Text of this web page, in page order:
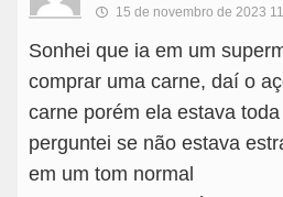
15 de novembro de 2023
Sonhei que ia em um
comprar uma carne, daí o
carne porém ela estava
perguntei se não estava
em um tom normal